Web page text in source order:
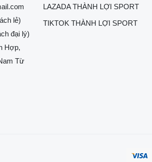
lẻ)
đại lý)
Hợp,
Từ
LAZADA THÀNH LỢI SPORT
TIKTOK THÀNH LỢI SPORT